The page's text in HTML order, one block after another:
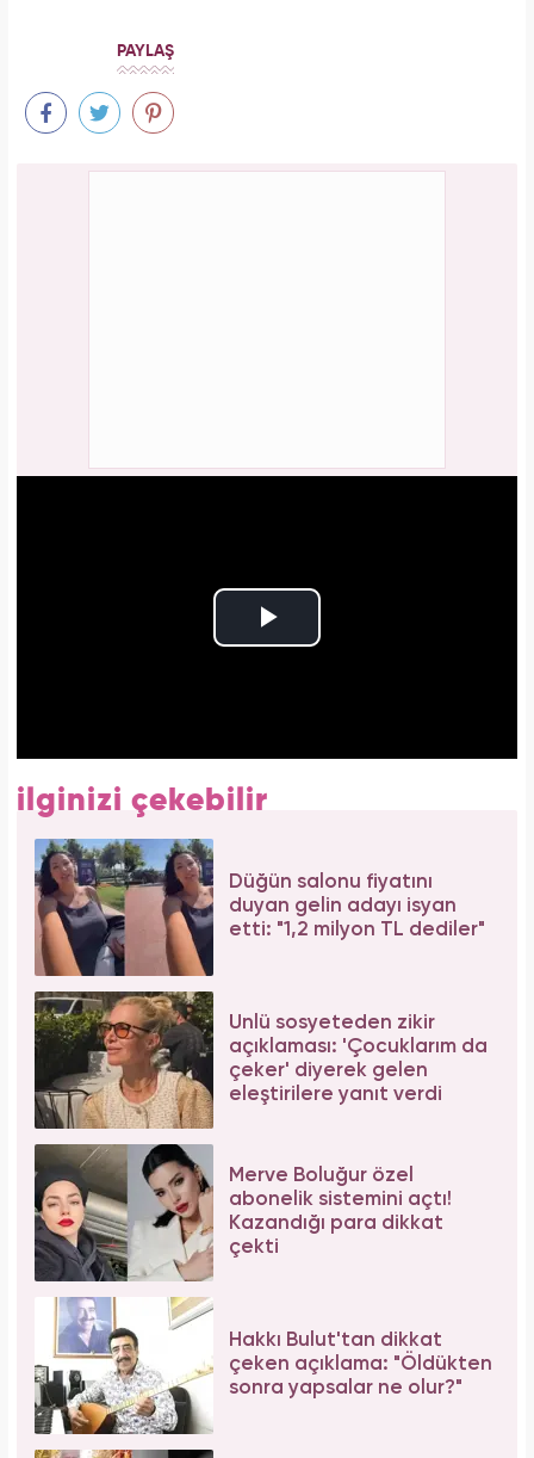
PAYLAŞ
ilginizi çekebilir
Düğün salonu fiyatını
duyan gelin adayı isyan
etti: "1,2 milyon TL dediler"
Ünlü sosyeteden zikir
açıklaması: 'Çocuklarım da
çeker' diyerek gelen
eleştirilere yanıt verdi
Merve Boluğur özel
abonelik sistemini açtı!
Kazandığı para dikkat
çekti
Hakkı Bulut'tan dikkat
çeken açıklama: "Öldükten
sonra yapsalar ne olur?"